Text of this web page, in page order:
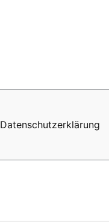
Datenschutzerklärung